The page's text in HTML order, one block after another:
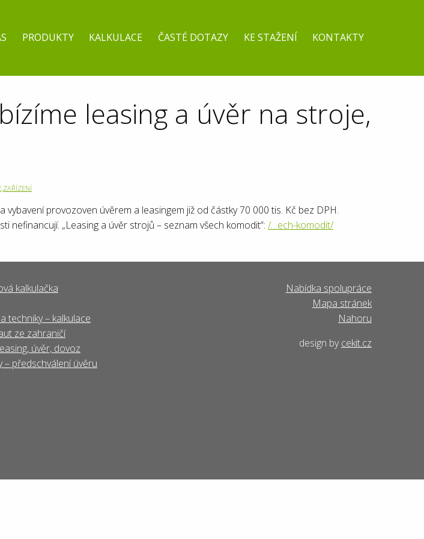
PRODUKTY KALKULACE ČASTÉ DOTAZY KE STAŽENÍ KONTAKTY
leasing a úvěr na stroje,
provozoven úvěrem a leasingem již od částky 70 000 tis. Kč bez DPH.
„Leasing a úvěr strojů – seznam všech komodit“: /…ech-komodit/
kalkulačka
techniky – kalkulace
ze zahraničí
úvěr, dovoz
– předschválení úvěru
Nabídka spolupráce
Mapa stránek
Nahoru
design bycekit.cz